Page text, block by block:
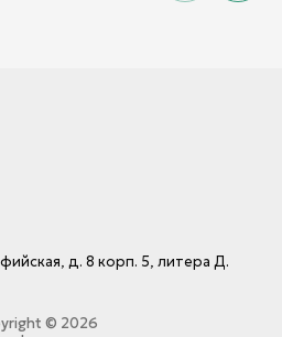
д. 8 корп. 5, литера Д.
© 2026